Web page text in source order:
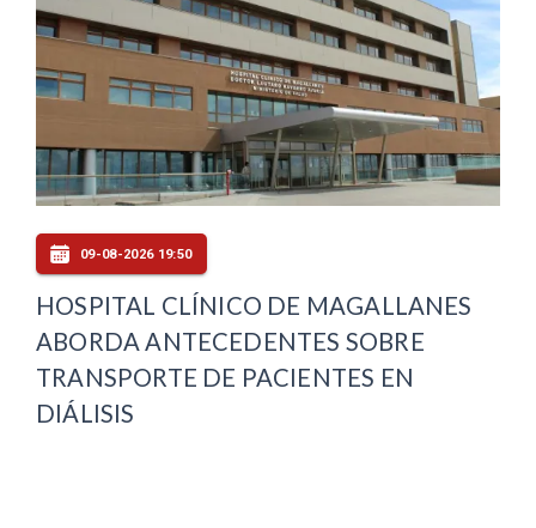
09-08-2026 19:50
HOSPITAL CLÍNICO DE MAGALLANES
ABORDA ANTECEDENTES SOBRE
TRANSPORTE DE PACIENTES EN
DIÁLISIS